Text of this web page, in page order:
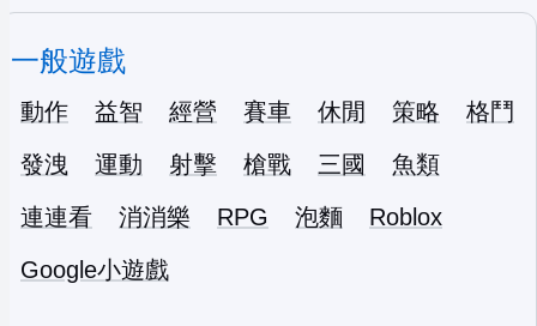
一般遊戲
動作 益智 經營 賽車 休閒 策略
格鬥
發洩
運動 射擊 槍戰 三國
魚類
連連看
消消樂 RPG 泡麵
Roblox
Google小遊戲